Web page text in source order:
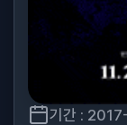
기간 :